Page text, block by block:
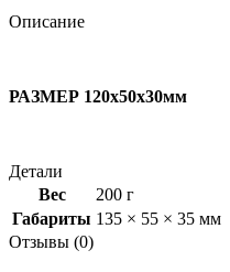
Описание
РАЗМЕР 120х50х30мм
Детали
Вес
200 г
Габариты 135 × 55 × 35 мм
Отзывы (0)